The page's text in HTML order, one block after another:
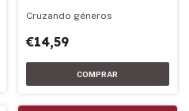
Cruzando géneros
€14,59